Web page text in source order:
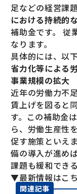
足などの経営課
における持続的
補助金です。 従
なります。
具体的には、以
省力化等による
事業規模の拡大
近年の労働力不
賃上げを図ると
す。この補助金
ら、労働生産性
促す施策といえ
備の導入が進め
課題も緩和でき
▼最新情報はこ
関連記事